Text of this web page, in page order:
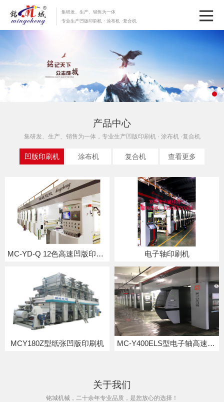
集研发、生产、销售为一体
专业生产凹版印刷机 · 涂布机 ·复合机
产品中心
集研发、生产、销售为一体，专业生产凹版印刷机 · 涂布机 ·复合机
凹版印刷机 涂布机 复合机 查看更多
MC-YD-Q 12色高速凹版印刷机 电子轴印刷机
MCY180Z型纸张凹版印刷机 MC-Y400ELS型电子轴高速凹版印刷机
关于我们
铭城机械，二十余年专业品质，是您放心的选择！